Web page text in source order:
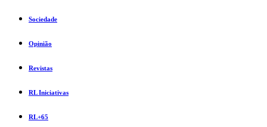
Sociedade
Opinião
Revistas
RL Iniciativas
RL+65